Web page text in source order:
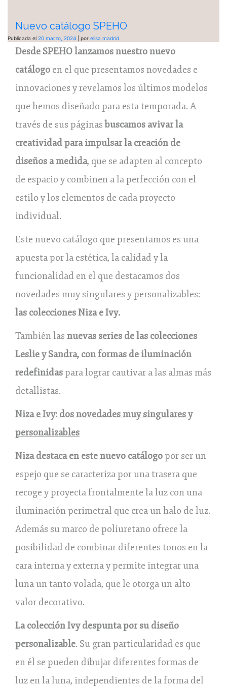
Nuevo catálogo SPEHO
Publicada el 20 marzo, 2024 por elisa madrid
Desde SPEHO lanzamos nuestro nuevo
catálogo en el que presentamos novedades e
innovaciones y revelamos los últimos modelos
que hemos diseñado para esta temporada. A
través de sus páginas buscamos avivar la
creatividad para impulsar la creación de
diseños a medida, que se adapten al concepto
de espacio y combinen a la perfección con el
estilo y los elementos de cada proyecto
individual.
Este nuevo catálogo que presentamos es una
apuesta por la estética, la calidad y la
funcionalidad en el que destacamos dos
novedades muy singulares y personalizables:
las colecciones Niza e Ivy.
También las nuevas series de las colecciones
Leslie y Sandra, con formas de iluminación
redefinidaspara lograr cautivar a las almas más
detallistas.
Niza e Ivy: dos novedades muy singulares y
personalizables
Niza destaca en este nuevo catálogopor ser un
espejo que se caracteriza por una trasera que
recoge y proyecta frontalmente la luz con una
iluminación perimetral que crea un halo de luz.
Además su marco de poliuretano ofrece la
posibilidad de combinar diferentes tonos en la
cara interna y externa y permite integrar una
luna un tanto volada, que le otorga un alto
valor decorativo.
La colección Ivy despunta por su diseño
personalizable. Su gran particularidad es que
en él se pueden dibujar diferentes formas de
luz en la luna, independientes de la forma del